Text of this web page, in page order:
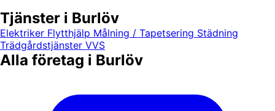
Tjänster i Burlöv
Elektriker Flytthjälp Målning / Tapetsering Städning
Trädgårdstjänster VVS
Alla företag i Burlöv